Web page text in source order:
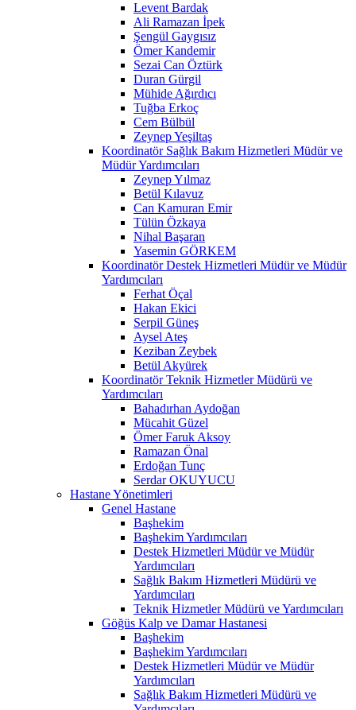
Levent Bardak
Ali Ramazan İpek
Şengül Gaygısız
Ömer Kandemir
Sezai Can Öztürk
Duran Gürgil
Mühide Ağırdıcı
Tuğba Erkoç
Cem Bülbül
Zeynep Yeşiltaş
Koordinatör Sağlık Bakım Hizmetleri Müdür ve
Müdür Yardımcıları
Zeynep Yılmaz
Betül Kılavuz
Can Kamuran Emir
Tülün Özkaya
Nihal Başaran
Yasemin GÖRKEM
Koordinatör Destek Hizmetleri Müdür ve Müdür
Yardımcıları
Ferhat Öçal
Hakan Ekici
Serpil Güneş
Aysel Ateş
Keziban Zeybek
Betül Akyürek
Koordinatör Teknik Hizmetler Müdürü ve
Yardımcıları
Bahadırhan Aydoğan
Mücahit Güzel
Ömer Faruk Aksoy
Ramazan Önal
Erdoğan Tunç
Serdar OKUYUCU
Hastane Yönetimleri
Genel Hastane
Başhekim
Başhekim Yardımcıları
Destek Hizmetleri Müdür ve Müdür
Yardımcıları
Sağlık Bakım Hizmetleri Müdürü ve
Yardımcıları
Teknik Hizmetler Müdürü ve Yardımcıları
Göğüs Kalp ve Damar Hastanesi
Başhekim
Başhekim Yardımcıları
Destek Hizmetleri Müdür ve Müdür
Yardımcıları
Sağlık Bakım Hizmetleri Müdürü ve